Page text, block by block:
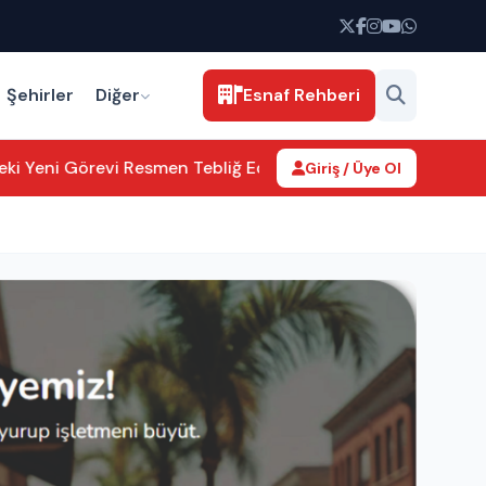
Şehirler Diğer Esnaf Rehberi
Görevi Resmen Tebliğ Edildi Aksaray’da kamu
Giriş / Üye Ol